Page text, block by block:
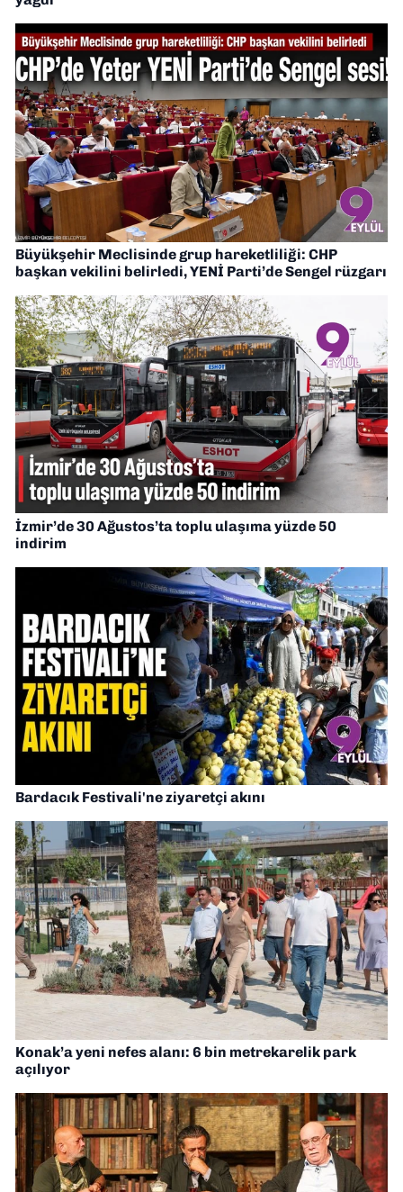
Büyükşehir Meclisinde grup hareketliliği: CHP
başkan vekilini belirledi, YENİ Parti’de Sengel rüzgarı
İzmir’de 30 Ağustos’ta toplu ulaşıma yüzde 50
indirim
Bardacık Festivali'ne ziyaretçi akını
Konak’a yeni nefes alanı: 6 bin metrekarelik park
açılıyor